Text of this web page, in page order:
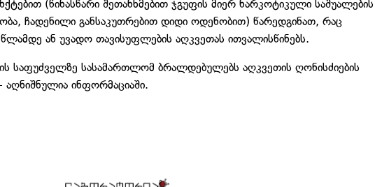
(წინასწარი შეთანხმებით ჯგუფის მიერ ნარკოტიკული საშუალების
ჩადენილი განსაკუთრებით დიდი ოდენობით) წარედგინათ, რაც
ან უვადო თავისუფლების აღკვეთას ითვალისწინებს.
საფუძველზე სასამართლომ ბრალდებულებს აღკვეთის ღონისძიების
ინფორმაციაში.